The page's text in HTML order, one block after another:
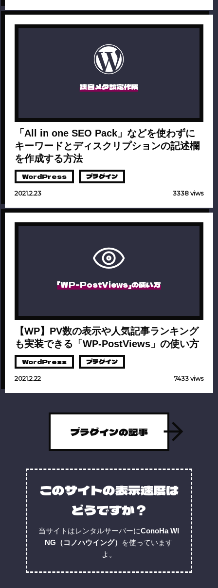
独自メタ設定作成
「All in one SEO Pack」などを使わずに
キーワードとディスクリプションの記述欄
を作成する方法
WordPress プラグイン
2021.2.23 3338 viws
「WP-PostViews」の使い方
【WP】PV数の表示や人気記事ランキング
も実装できる「WP-PostViews」の使い方
WordPress プラグイン
2021.2.22 7433 viws
プラグインの記事
このサイトの表示速度は
どうですか？
当サイトはレンタルサーバーにConoHa WI
NG（コノハウイング） を使っています
よ。